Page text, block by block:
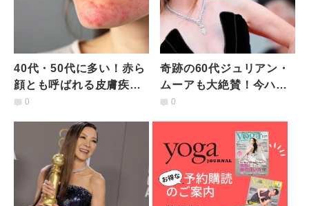
40代・50代に多い！赤ら
顔とも呼ばれる皮膚疾患
【酒さ】になりやすい人
0
奇跡の60代ジュリアン・
ムーアも大絶賛！今ハリ
ウッドで人気の「赤外線
0